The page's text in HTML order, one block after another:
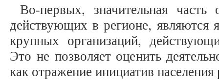
Во-первых, значительная часть
действующих в регионе, являются
крупных организаций,
Это не позволяет оценить
как отражение инициатив